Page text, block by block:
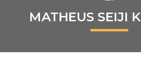
Prouni
MATHEUS SEIJI